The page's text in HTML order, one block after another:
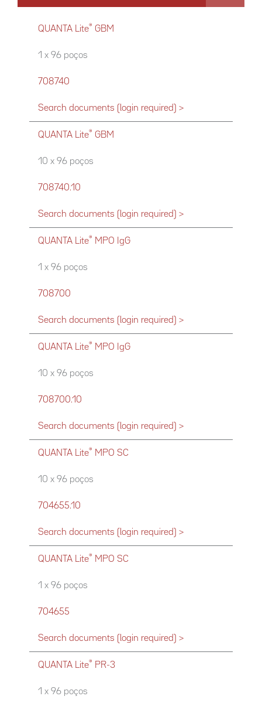
QUANTA Lite® GBM
1 x 96 poços
708740
Search documents (login required) >
QUANTA Lite® GBM
10 x 96 poços
708740.10
Search documents (login required) >
QUANTA Lite® MPO IgG
1 x 96 poços
708700
Search documents (login required) >
QUANTA Lite® MPO IgG
10 x 96 poços
708700.10
Search documents (login required) >
QUANTA Lite® MPO SC
10 x 96 poços
704655.10
Search documents (login required) >
QUANTA Lite® MPO SC
1 x 96 poços
704655
Search documents (login required) >
QUANTA Lite® PR-3
1 x 96 poços